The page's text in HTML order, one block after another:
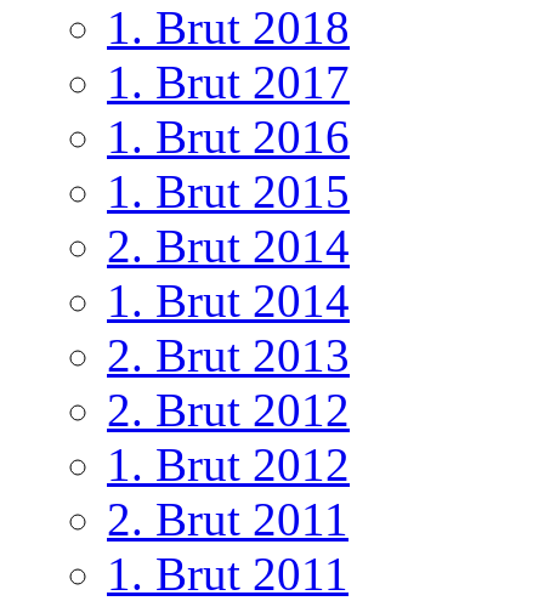
1. Brut 2018
1. Brut 2017
1. Brut 2016
1. Brut 2015
2. Brut 2014
1. Brut 2014
2. Brut 2013
2. Brut 2012
1. Brut 2012
2. Brut 2011
1. Brut 2011